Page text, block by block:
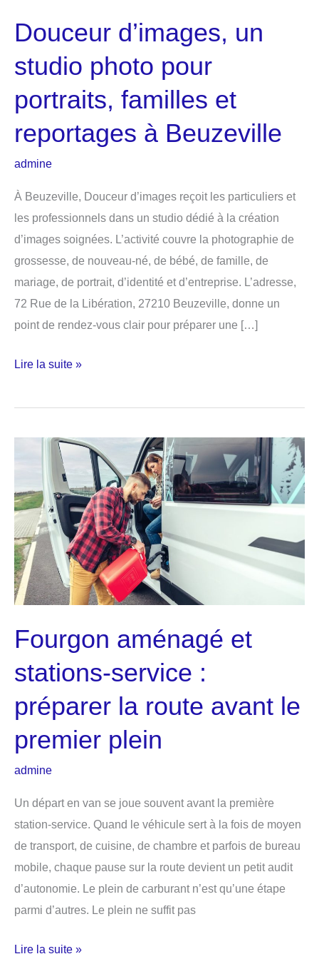
Douceur d’images, un
studio photo pour
portraits, familles et
reportages à Beuzeville
admine
À Beuzeville, Douceur d’images reçoit les particuliers et
les professionnels dans un studio dédié à la création
d’images soignées. L’activité couvre la photographie de
grossesse, de nouveau-né, de bébé, de famille, de
mariage, de portrait, d’identité et d’entreprise. L’adresse,
72 Rue de la Libération, 27210 Beuzeville, donne un
point de rendez-vous clair pour préparer une […]
Douceur
un
portraits,
familles
et
reportages
à
Beuzeville
Lire la suite »
Fourgon aménagé et
stations-service :
préparer la route avant le
premier plein
admine
Un départ en van se joue souvent avant la première
station-service. Quand le véhicule sert à la fois de moyen
de transport, de cuisine, de chambre et parfois de bureau
mobile, chaque pause sur la route devient un petit audit
d’autonomie. Le plein de carburant n’est qu’une étape
parmi d’autres. Le plein ne suffit pas
Fourgon
Lire la suite »